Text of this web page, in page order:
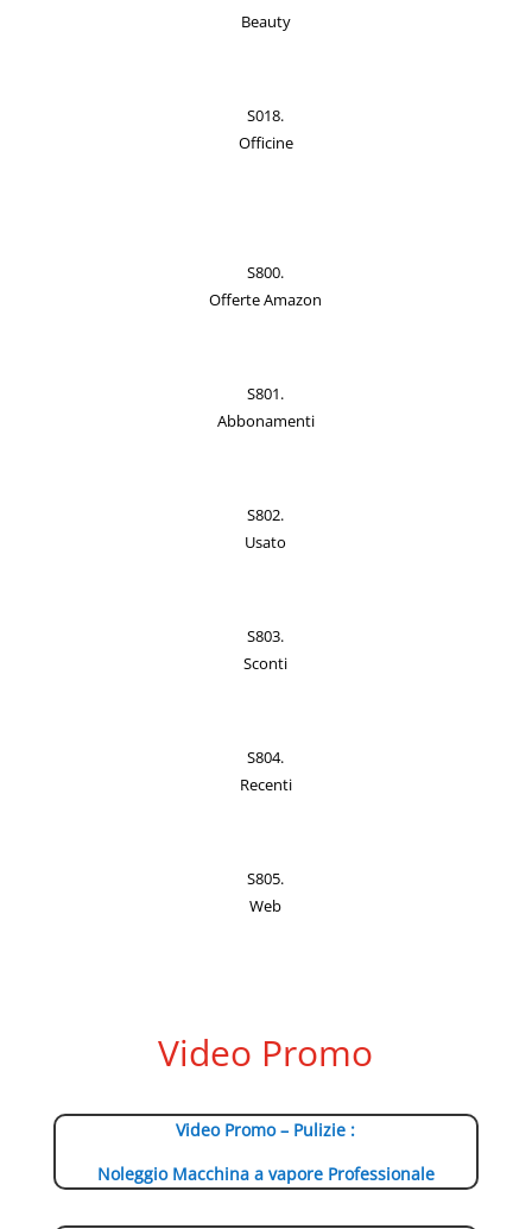
Beauty
S018.
Officine
S800.
Offerte Amazon
S801.
Abbonamenti
S802.
Usato
S803.
Sconti
S804.
Recenti
S805.
Web
Video Promo
Video Promo – Pulizie :
Noleggio Macchina a vapore Professionale